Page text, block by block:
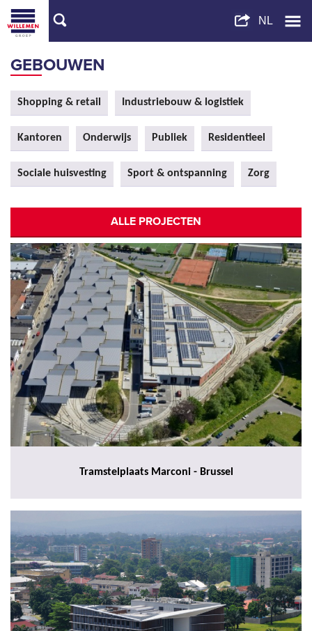
GEBOUWEN
Shopping & retail Industriebouw & logistiek
Kantoren Onderwijs Publiek Residentieel
Sociale huisvesting Sport & ontspanning Zorg
ALLE PROJECTEN
Tramstelplaats Marconi - Brussel